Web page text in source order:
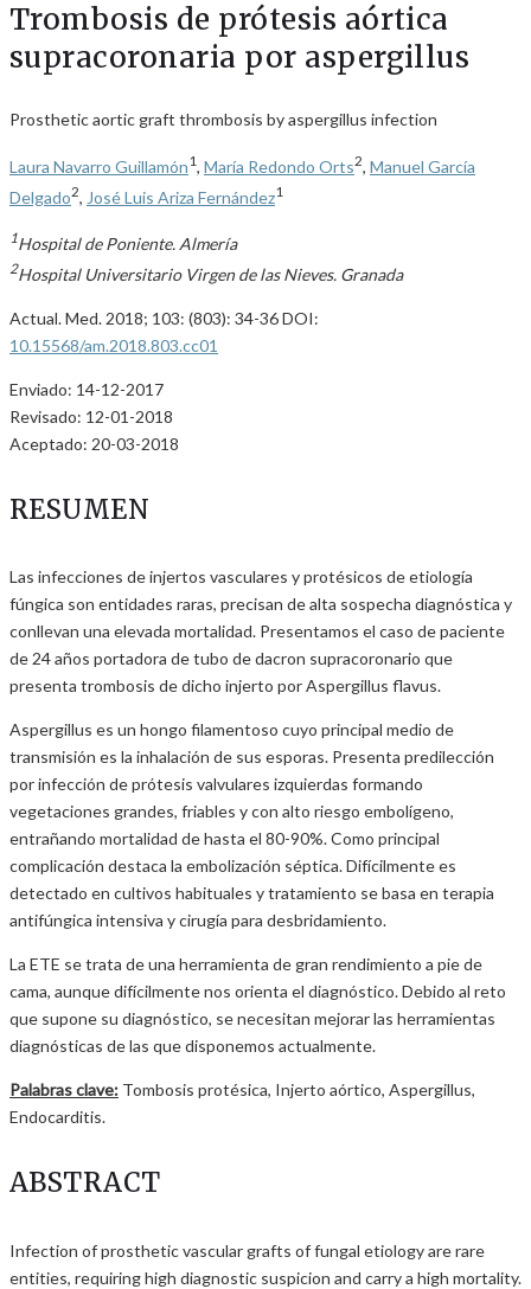
Trombosis de prótesis aórtica
supracoronaria por aspergillus
Prosthetic aortic graft thrombosis by aspergillus infection
Laura Navarro Guillamón1, María Redondo Orts2, Manuel García
Delgado2 José Luis Ariza Fernández1
1Hospital de Poniente. Almería
2Hospital Universitario Virgen de las Nieves. Granada
Actual. Med. 2018; 103: (803): 34-36 DOI:
10.15568/am.2018.803.cc01
Enviado: 14-12-2017
Revisado: 12-01-2018
Aceptado: 20-03-2018
RESUMEN
Las infecciones de injertos vasculares y protésicos de etiología
fúngica son entidades raras, precisan de alta sospecha diagnóstica y
conllevan una elevada mortalidad. Presentamos el caso de paciente
de 24 años portadora de tubo de dacron supracoronario que
presenta trombosis de dicho injerto por Aspergillus flavus.
Aspergillus es un hongo filamentoso cuyo principal medio de
transmisión es la inhalación de sus esporas. Presenta predilección
por infección de prótesis valvulares izquierdas formando
vegetaciones grandes, friables y con alto riesgo embolígeno,
entrañando mortalidad de hasta el 80-90%. Como principal
complicación destaca la embolización séptica. Difícilmente es
detectado en cultivos habituales y tratamiento se basa en terapia
antifúngica intensiva y cirugía para desbridamiento.
La ETE se trata de una herramienta de gran rendimiento a pie de
cama, aunque difícilmente nos orienta el diagnóstico. Debido al reto
que supone su diagnóstico, se necesitan mejorar las herramientas
diagnósticas de las que disponemos actualmente.
Palabras clave: Tombosis protésica, Injerto aórtico, Aspergillus,
Endocarditis.
ABSTRACT
Infection of prosthetic vascular grafts of fungal etiology are rare
entities, requiring high diagnostic suspicion and carry a high mortality.